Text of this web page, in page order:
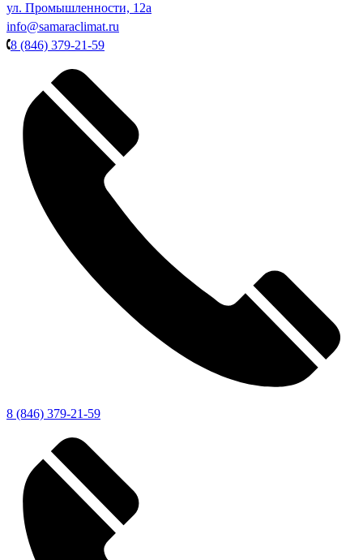
ул. Промышленности, 12а
info@samaraclimat.ru
8 (846) 379-21-59
8 (846) 379-21-59